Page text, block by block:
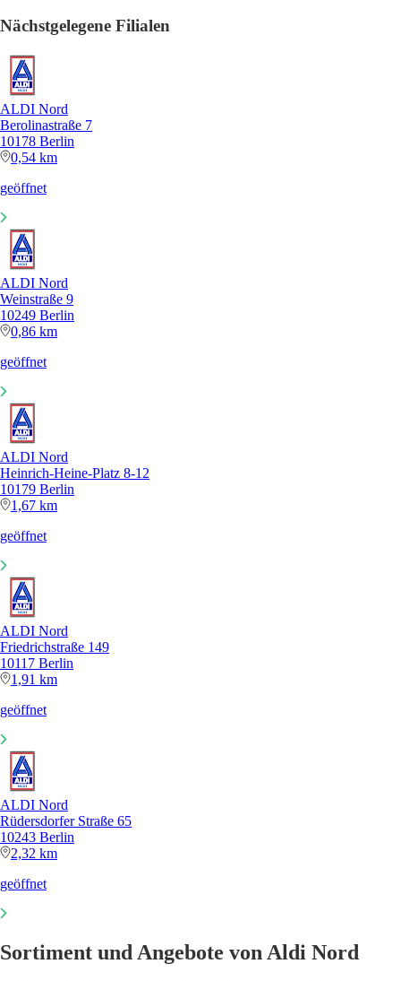
Nächstgelegene Filialen
ALDI Nord
Berolinastraße 7
10178 Berlin
0,54 km
geöffnet
ALDI Nord
Weinstraße 9
10249 Berlin
0,86 km
geöffnet
ALDI Nord
Heinrich-Heine-Platz 8-12
10179 Berlin
1,67 km
geöffnet
ALDI Nord
Friedrichstraße 149
10117 Berlin
1,91 km
geöffnet
ALDI Nord
Rüdersdorfer Straße 65
10243 Berlin
2,32 km
geöffnet
Sortiment und Angebote von Aldi Nord